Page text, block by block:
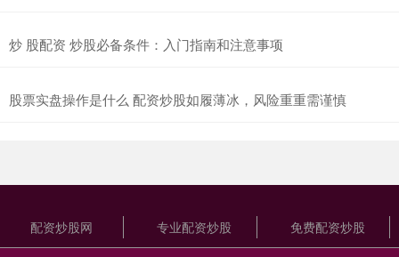
炒 股配资 炒股必备条件：入门指南和注意事项
股票实盘操作是什么 配资炒股如履薄冰，风险重重需谨慎
配资炒股网 专业配资炒股 免费配资炒股